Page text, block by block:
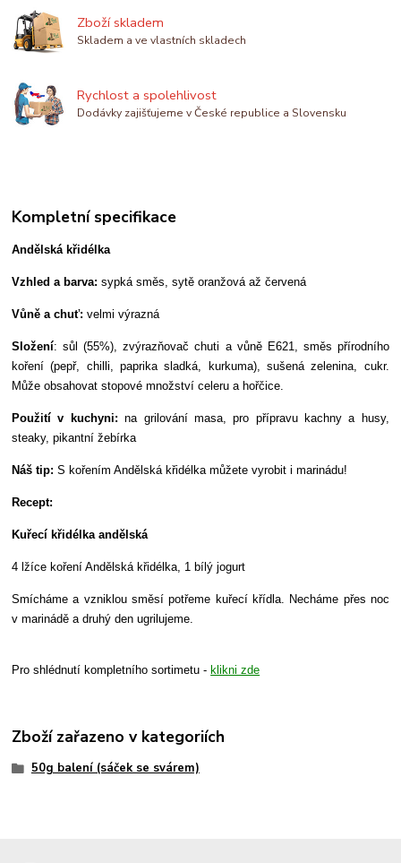
Zboží skladem
Skladem a ve vlastních skladech
Rychlost a spolehlivost
Dodávky zajišťujeme v České republice a Slovensku
Kompletní specifikace
Andělská křidélka
Vzhled a barva: sypká směs, sytě oranžová až červená
Vůně a chuť: velmi výrazná
Složení: sůl (55%), zvýrazňovač chuti a vůně E621, směs přírodního
koření (pepř, chilli, paprika sladká, kurkuma), sušená zelenina, cukr.
Může obsahovat stopové množství celeru a hořčice.
Použití v kuchyni: na grilování masa, pro přípravu kachny a husy,
steaky, pikantní žebírka
Náš tip: S kořením Andělská křidélka můžete vyrobit i marinádu!
Recept:
Kuřecí křidélka andělská
4 lžíce koření Andělská křidélka, 1 bílý jogurt
Smícháme a vzniklou směsí potřeme kuřecí křídla. Necháme přes noc
v marinádě a druhý den ugrilujeme.
Pro shlédnutí kompletního sortimetu - klikni zde
Zboží zařazeno v kategoriích
50g balení (sáček se svárem)